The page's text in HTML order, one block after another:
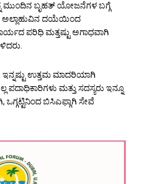
ಮುಂದಿನ ಬೃಹತ್ ಯೋಜನೆಗಳ ಬಗ್ಗೆ
ಅಲ್ಲಾಹುವಿನ ದಯೆಯಿಂದ
ಪರಿಧಿ ಮತ್ತಷ್ಟು ಅಗಾಧವಾಗಿ
ಇನ್ನಷ್ಟು ಉತ್ತಮ ಮಾದರಿಯಾಗಿ
ಮತ್ತು ಸದಸ್ಯರು ಇನ್ನೂ
ಒಗ್ಗಟ್ಟಿನಿಂದ ಬಿಸಿಎಫ್ಗಾಗಿ ಸೇವೆ